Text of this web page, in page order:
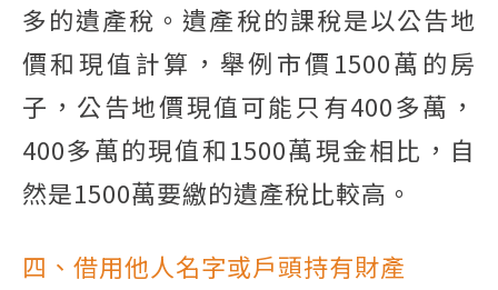
多的遺產稅。遺產稅的課稅是以公告地
價和現值計算，舉例市價1500萬的房
子，公告地價現值可能只有400多萬，
400多萬的現值和1500萬現金相比，自
然是1500萬要繳的遺產稅比較高。
四、借用他人名字或戶頭持有財產